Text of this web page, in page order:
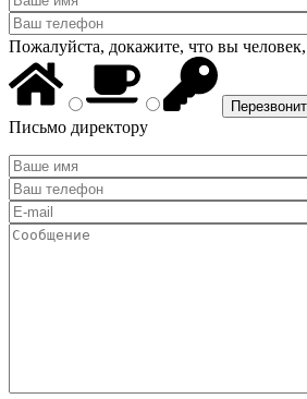
Пожалуйста, докажите, что вы
Письмо директору